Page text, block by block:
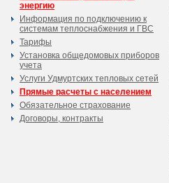
энергию
Информация по подключению к
системам теплоснабжения и ГВС
Тарифы
Установка общедомовых приборов
учета
Услуги Удмуртских тепловых сетей
Прямые расчеты с населением
Обязательное страхование
Договоры, контракты